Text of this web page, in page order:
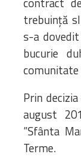
trebuinţă
s-a
bucurie
comunitate
Prin
august
”Sfânta
Terme.